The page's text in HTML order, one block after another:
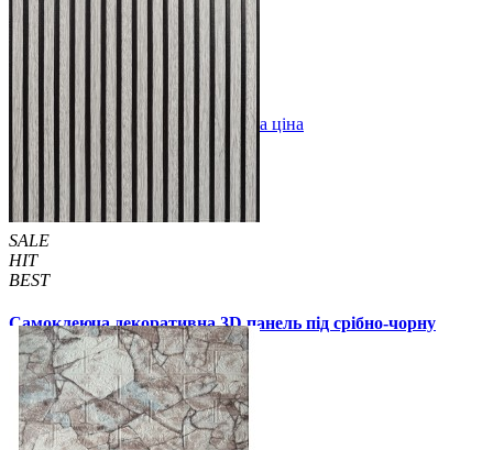
159 грн. 199 грн. /шт
Купити В закладки Оптова ціна
SALE
HIT
BEST
Самоклеюча декоративна 3D панель під срібно-чорну
рейку 680x670x5мм (2532)
159 грн./шт 199 грн./шт